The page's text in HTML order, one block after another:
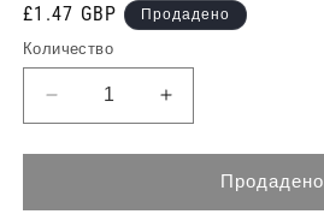
Редовна
цена
£1.47 GBP Продадено
Количество
Намаляване
на
количеството
Koolpak
Увеличете
количеството
за
Koolpak
стерилни
Продадено